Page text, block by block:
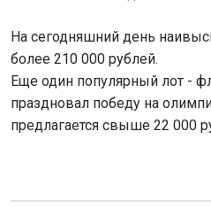
На сегодняшний день
более 210 000 рублей.
Еще один популярный лот -
праздновал победу на
предлагается свыше 22 000